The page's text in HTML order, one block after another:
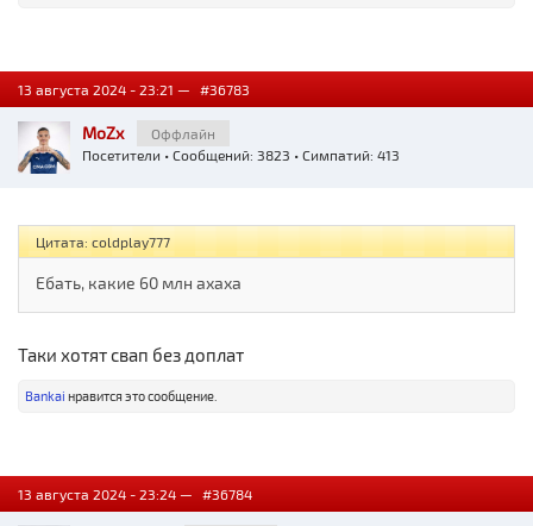
13 августа 2024 - 23:21 — #36783
MoZx
Оффлайн
Посетители • Сообщений: 3823 • Симпатий: 413
Цитата: coldplay777
Ебать, какие 60 млн ахаха
Таки хотят свап без доплат
Bankai нравится это сообщение.
13 августа 2024 - 23:24 — #36784